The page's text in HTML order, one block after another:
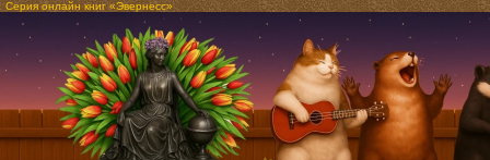
Серия онлайн книг «Эвернесс»